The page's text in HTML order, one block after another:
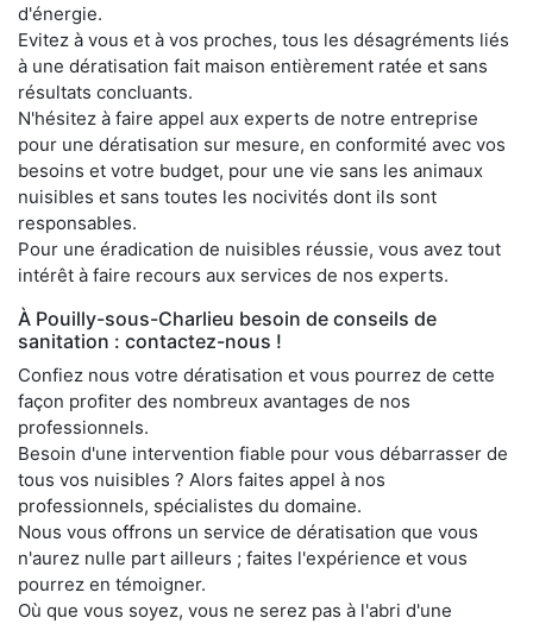
d'énergie.
Evitez à vous et à vos proches, tous les désagréments liés
à une dératisation fait maison entièrement ratée et sans
résultats concluants.
N'hésitez à faire appel aux experts de notre entreprise
pour une dératisation sur mesure, en conformité avec vos
besoins et votre budget, pour une vie sans les animaux
nuisibles et sans toutes les nocivités dont ils sont
responsables.
Pour une éradication de nuisibles réussie, vous avez tout
intérêt à faire recours aux services de nos experts.
À Pouilly-sous-Charlieu besoin de conseils de
sanitation : contactez-nous !
Confiez nous votre dératisation et vous pourrez de cette
façon profiter des nombreux avantages de nos
professionnels.
Besoin d'une intervention fiable pour vous débarrasser de
tous vos nuisibles ? Alors faites appel à nos
professionnels, spécialistes du domaine.
Nous vous offrons un service de dératisation que vous
n'aurez nulle part ailleurs ; faites l'expérience et vous
pourrez en témoigner.
Où que vous soyez, vous ne serez pas à l'abri d'une